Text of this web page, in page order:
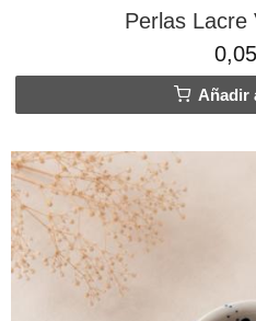
Perlas Lacre
Añadir